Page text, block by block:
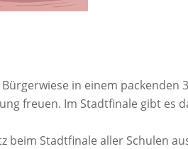
in einem packenden
freuen. Im Stadtfinale gibt es
beim Stadtfinale aller Schulen